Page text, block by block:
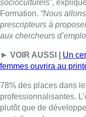
reconvertir”, explique
sortie positive s’élève
à l’emploi, soit une
organisme ou reprise
■ Interview d’
Formation, dans
Lire aussi :